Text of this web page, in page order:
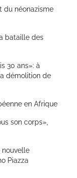
du néonazisme
bataille des
30 ans»: à
démolition de
en Afrique
son corps»,
nouvelle
Piazza